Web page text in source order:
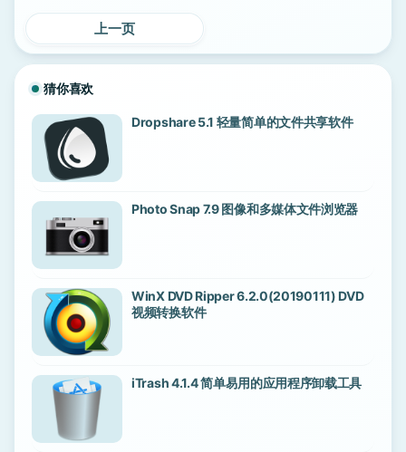
上一页
猜你喜欢
Dropshare 5.1 轻量简单的文件共享软件
Photo Snap 7.9 图像和多媒体文件浏览器
WinX DVD Ripper 6.2.0(20190111) DVD
视频转换软件
iTrash 4.1.4 简单易用的应用程序卸载工具